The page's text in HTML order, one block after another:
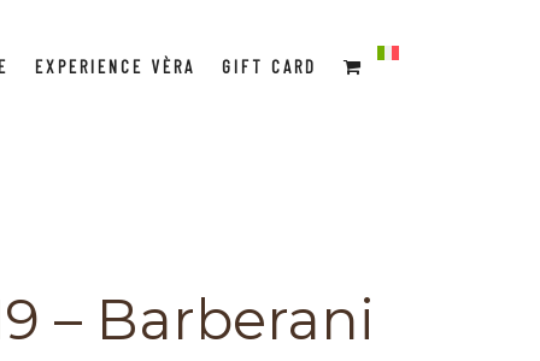
EXPERIENCE VÈRA GIFT CARD
– Barberani